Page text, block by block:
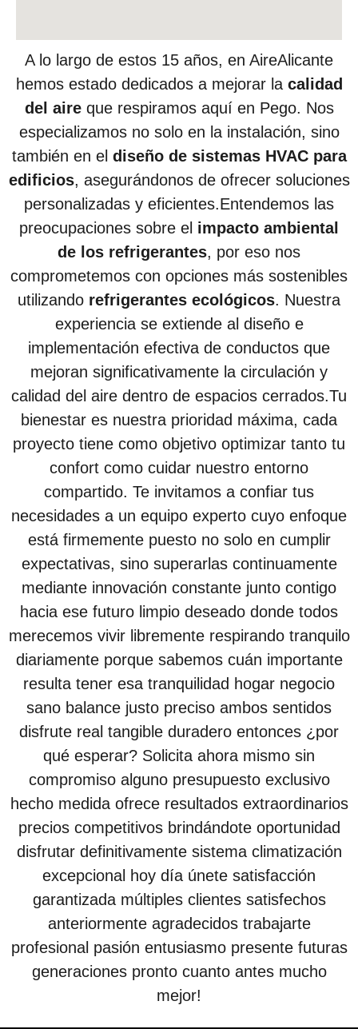
A lo largo de estos 15 años, en AireAlicante
hemos estado dedicados a mejorar la calidad
del aireque respiramos aquí en Pego. Nos
especializamos no solo en la instalación, sino
también en el diseño de sistemas HVAC para
edificios, asegurándonos de ofrecer soluciones
personalizadas y eficientes.Entendemos las
preocupaciones sobre el impacto ambiental
de los refrigerantes, por eso nos
comprometemos con opciones más sostenibles
utilizando refrigerantes ecológicos. Nuestra
experiencia se extiende al diseño e
implementación efectiva de conductos que
mejoran significativamente la circulación y
calidad del aire dentro de espacios cerrados.Tu
bienestar es nuestra prioridad máxima, cada
proyecto tiene como objetivo optimizar tanto tu
confort como cuidar nuestro entorno
compartido. Te invitamos a confiar tus
necesidades a un equipo experto cuyo enfoque
está firmemente puesto no solo en cumplir
expectativas, sino superarlas continuamente
mediante innovación constante junto contigo
hacia ese futuro limpio deseado donde todos
merecemos vivir libremente respirando tranquilo
diariamente porque sabemos cuán importante
resulta tener esa tranquilidad hogar negocio
sano balance justo preciso ambos sentidos
disfrute real tangible duradero entonces ¿por
qué esperar? Solicita ahora mismo sin
compromiso alguno presupuesto exclusivo
hecho medida ofrece resultados extraordinarios
precios competitivos brindándote oportunidad
disfrutar definitivamente sistema climatización
excepcional hoy día únete satisfacción
garantizada múltiples clientes satisfechos
anteriormente agradecidos trabajarte
profesional pasión entusiasmo presente futuras
generaciones pronto cuanto antes mucho
mejor!